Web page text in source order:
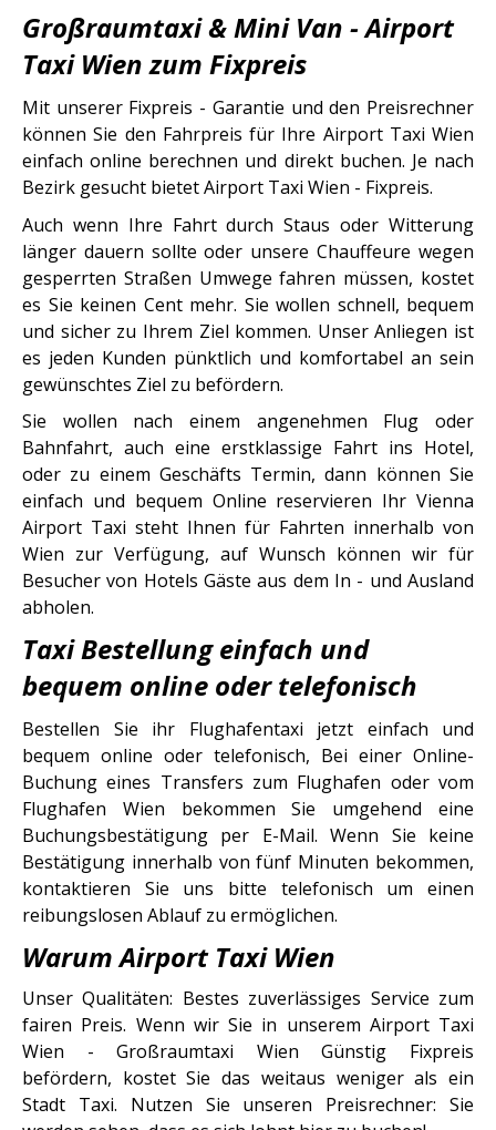
Großraumtaxi & Mini Van - Airport
Taxi Wien zum Fixpreis
Mit unserer Fixpreis - Garantie und den Preisrechner
können Sie den Fahrpreis für Ihre Airport Taxi Wien
einfach online berechnen und direkt buchen. Je nach
Bezirk gesucht bietet Airport Taxi Wien - Fixpreis.
Auch wenn Ihre Fahrt durch Staus oder Witterung
länger dauern sollte oder unsere Chauffeure wegen
gesperrten Straßen Umwege fahren müssen, kostet
es Sie keinen Cent mehr. Sie wollen schnell, bequem
und sicher zu Ihrem Ziel kommen. Unser Anliegen ist
es jeden Kunden pünktlich und komfortabel an sein
gewünschtes Ziel zu befördern.
Sie wollen nach einem angenehmen Flug oder
Bahnfahrt, auch eine erstklassige Fahrt ins Hotel,
oder zu einem Geschäfts Termin, dann können Sie
einfach und bequem Online reservieren Ihr Vienna
Airport Taxi steht Ihnen für Fahrten innerhalb von
Wien zur Verfügung, auf Wunsch können wir für
Besucher von Hotels Gäste aus dem In - und Ausland
abholen.
Taxi Bestellung einfach und
bequem online oder telefonisch
Bestellen Sie ihr Flughafentaxi jetzt einfach und
bequem online oder telefonisch, Bei einer Online-
Buchung eines Transfers zum Flughafen oder vom
Flughafen Wien bekommen Sie umgehend eine
Buchungsbestätigung per E-Mail. Wenn Sie keine
Bestätigung innerhalb von fünf Minuten bekommen,
kontaktieren Sie uns bitte telefonisch um einen
reibungslosen Ablauf zu ermöglichen.
Warum Airport Taxi Wien
Unser Qualitäten: Bestes zuverlässiges Service zum
fairen Preis. Wenn wir Sie in unserem Airport Taxi
Wien - Großraumtaxi Wien Günstig Fixpreis
befördern, kostet Sie das weitaus weniger als ein
Stadt Taxi. Nutzen Sie unseren Preisrechner: Sie